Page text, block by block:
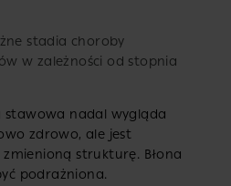
stadia choroby
w zależności od stopnia
stawowa nadal wygląda
zdrowo, ale jest
strukturę. Błona
podrażniona.